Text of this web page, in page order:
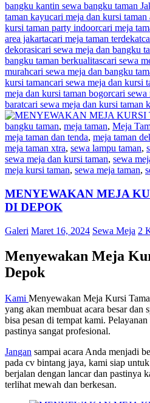
bangku kantin sewa bangku taman
taman kayucari meja dan kursi taman
kursi taman party indoorcari meja
area jakartacari meja taman terdekat
dekorasicari sewa meja dan bangku
bangku taman berkualitascari sewa
murahcari sewa meja dan bangku
kursi tamancari sewa meja dan kursi
meja dan kursi taman bogorcari sewa
baratcari sewa meja dan kursi taman
bangku taman, meja taman, Meja
meja taman dan tenda, meja taman
meja taman xtra, sewa lampu taman,
sewa meja dan kursi taman, sewa
meja kursi taman, sewa meja taman,
MENYEWAKAN MEJA
DI DEPOK
Galeri Maret 16, 2024 Sewa Meja 2
Menyewakan Meja
Depok
Kami Menyewakan Meja Kursi
yang akan membuat acara besar dan
bisa pesan di tempat kami.
pastinya sangat profesional.
Jangan sampai acara Anda menjadi
pada cv bintang jaya, kami siap
berjalan dengan lancar dan pastinya
terlihat mewah dan berkesan.